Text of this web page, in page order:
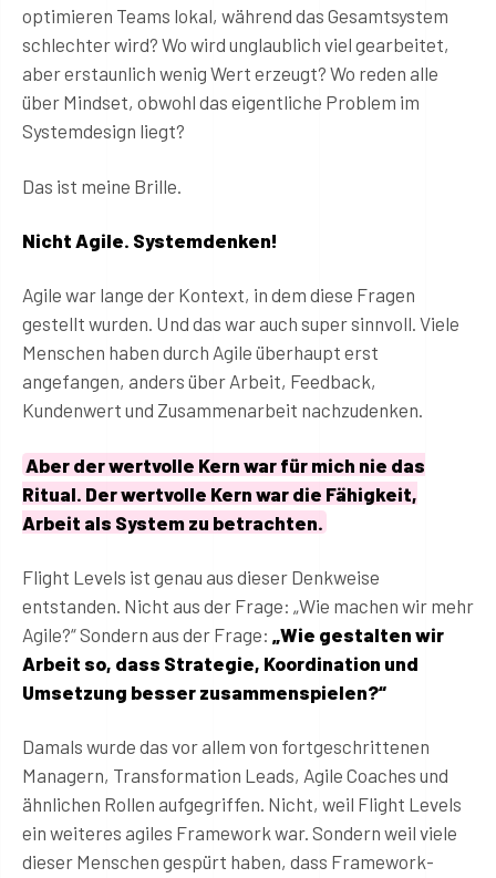
optimieren Teams lokal, während das Gesamtsystem
schlechter wird? Wo wird unglaublich viel gearbeitet,
aber erstaunlich wenig Wert erzeugt? Wo reden alle
über Mindset, obwohl das eigentliche Problem im
Systemdesign liegt?
Das ist meine Brille.
Nicht Agile. Systemdenken!
Agile war lange der Kontext, in dem diese Fragen
gestellt wurden. Und das war auch super sinnvoll. Viele
Menschen haben durch Agile überhaupt erst
angefangen, anders über Arbeit, Feedback,
Kundenwert und Zusammenarbeit nachzudenken.
Aber der wertvolle Kern war für mich nie das
Ritual. Der wertvolle Kern war die Fähigkeit,
Arbeit als System zu betrachten.
Flight Levels ist genau aus dieser Denkweise
entstanden. Nicht aus der Frage: „Wie machen wir mehr
Agile?“ Sondern aus der Frage: „Wie gestalten wir
Arbeit so, dass Strategie, Koordination und
Umsetzung besser zusammenspielen?“
Damals wurde das vor allem von fortgeschrittenen
Managern, Transformation Leads, Agile Coaches und
ähnlichen Rollen aufgegriffen. Nicht, weil Flight Levels
ein weiteres agiles Framework war. Sondern weil viele
dieser Menschen gespürt haben, dass Framework-